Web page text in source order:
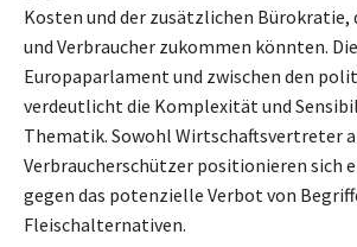
Kosten und der zusätzlichen
und Verbraucher zukommen könnten.
Europaparlament und zwischen den
verdeutlicht die Komplexität und
Thematik. Sowohl Wirtschaftsvertreter
Verbraucherschützer positionieren sich
gegen das potenzielle Verbot von
Fleischalternativen.